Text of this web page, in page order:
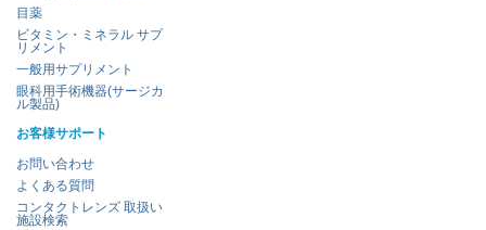
目薬
ビタミン・ミネラル サプ
リメント
一般用サプリメント
眼科用手術機器(サージカ
ル製品)
お客様サポート
お問い合わせ
よくある質問
コンタクトレンズ 取扱い
施設検索